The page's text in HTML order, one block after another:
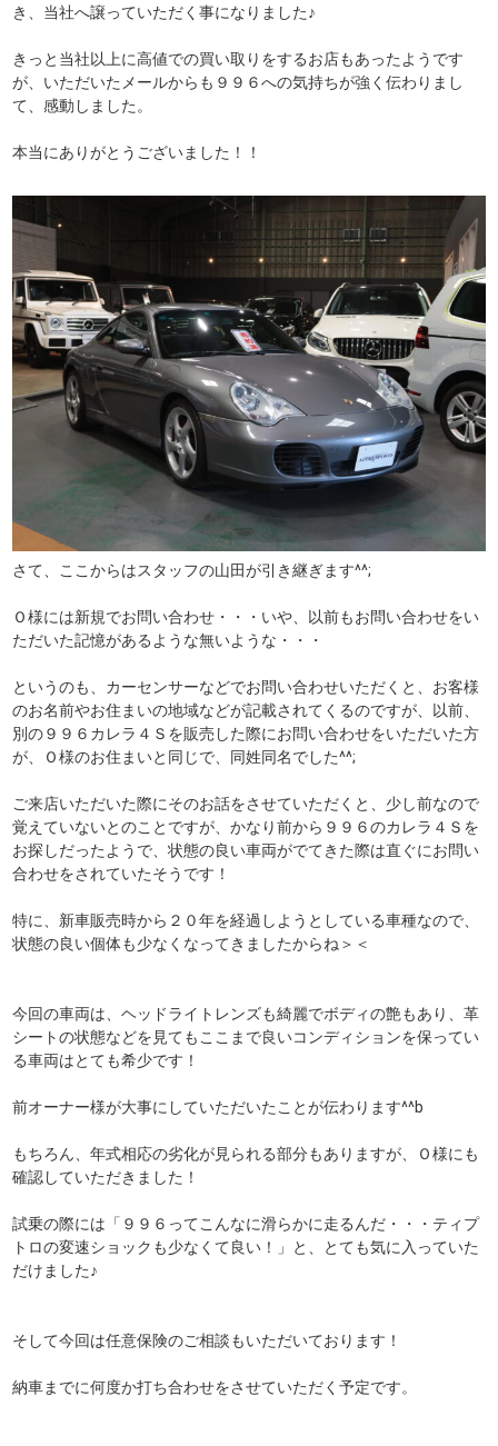
き、当社へ譲っていただく事になりました♪
きっと当社以上に高値での買い取りをするお店もあったようです
が、いただいたメールからも９９６への気持ちが強く伝わりまし
て、感動しました。
本当にありがとうございました！！
さて、ここからはスタッフの山田が引き継ぎます^^;
Ｏ様には新規でお問い合わせ・・・いや、以前もお問い合わせをい
ただいた記憶があるような無いような・・・
というのも、カーセンサーなどでお問い合わせいただくと、お客様
のお名前やお住まいの地域などが記載されてくるのですが、以前、
別の９９６カレラ４Ｓを販売した際にお問い合わせをいただいた方
が、Ｏ様のお住まいと同じで、同姓同名でした^^;
ご来店いただいた際にそのお話をさせていただくと、少し前なので
覚えていないとのことですが、かなり前から９９６のカレラ４Ｓを
お探しだったようで、状態の良い車両がでてきた際は直ぐにお問い
合わせをされていたそうです！
特に、新車販売時から２０年を経過しようとしている車種なので、
状態の良い個体も少なくなってきましたからね＞＜
今回の車両は、ヘッドライトレンズも綺麗でボディの艶もあり、革
シートの状態などを見てもここまで良いコンディションを保ってい
る車両はとても希少です！
前オーナー様が大事にしていただいたことが伝わります^^b
もちろん、年式相応の劣化が見られる部分もありますが、Ｏ様にも
確認していただきました！
試乗の際には「９９６ってこんなに滑らかに走るんだ・・・ティプ
トロの変速ショックも少なくて良い！」と、とても気に入っていた
だけました♪
そして今回は任意保険のご相談もいただいております！
納車までに何度か打ち合わせをさせていただく予定です。